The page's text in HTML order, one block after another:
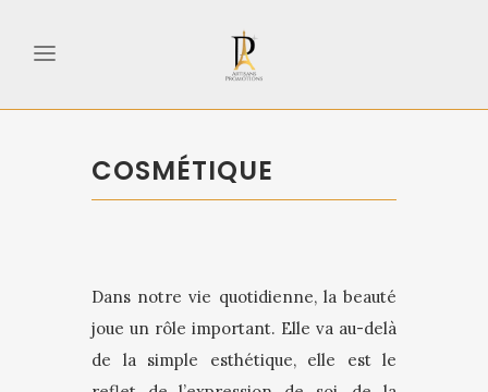
COSMÉTIQUE
Dans notre vie quotidienne, la beauté
joue un rôle important. Elle va au-delà
de la simple esthétique, elle est le